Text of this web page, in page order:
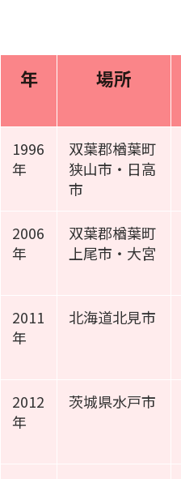
年 場所
1996
年
双葉郡楢葉町
狭山市・日高
市
2006
年
双葉郡楢葉町
上尾市・大宮
2011
年
北海道北見市
2012
年
茨城県水戸市